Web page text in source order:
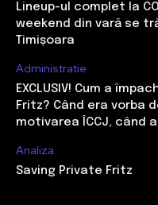
Lineup-ul complet la
weekend din vară se
Timișoara
Administratie
EXCLUSIV! Cum a
Fritz? Când era vorba
motivarea ÎCCJ, când
Analiza
Saving Private Fritz